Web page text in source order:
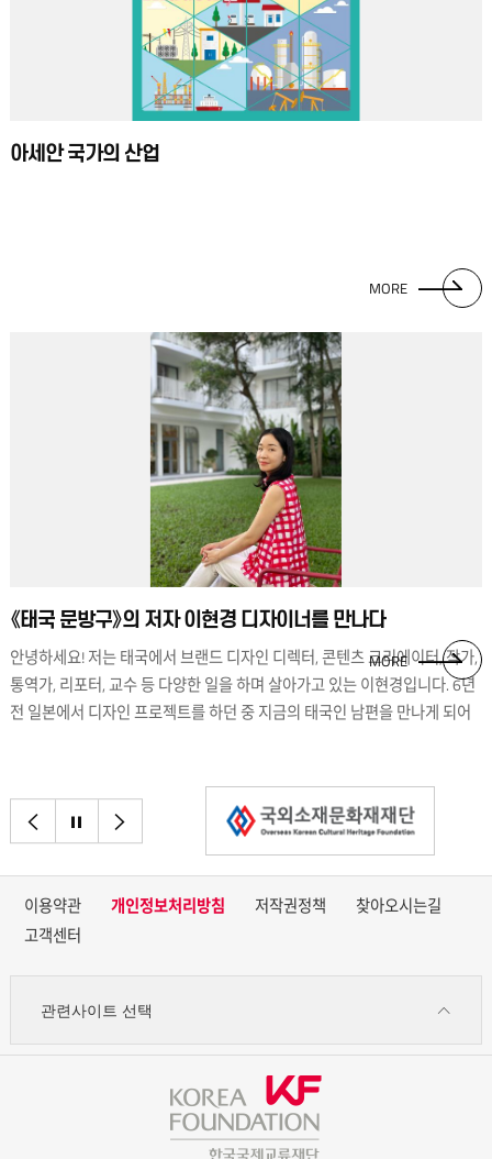
아세안 국가의 산업
MORE
《태국 문방구》의 저자 이현경 디자이너를 만나다
안녕하세요! 저는 태국에서 브랜드 디자인 디렉터, 콘텐츠 크리에이터, 작가,
통역가, 리포터, 교수 등 다양한 일을 하며 살아가고 있는 이현경입니다. 6년
전 일본에서 디자인 프로젝트를 하던 중 지금의 태국인 남편을 만나게 되어
MORE
이전으로
정지
이용약관 개인정보처리방침 저작권정책
찾아오시는길
고객센터
관련사이트 선택